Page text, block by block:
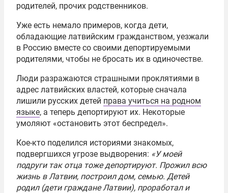
родителей, прочих родственников.
Уже есть немало примеров, когда дети,
обладающие латвийским гражданством, уезжали
в Россию вместе со своими депортируемыми
родителями, чтобы не бросать их в одиночестве.
Люди разражаются страшными проклятиями в
адрес латвийских властей, которые сначала
лишили русских детей права учиться на родном
языке, а теперь депортируют их. Некоторые
умоляют «остановить этот беспредел».
Кое-кто поделился историями знакомых,
подвергшихся угрозе выдворения: «У моей
подруги так отца тоже депортируют. Прожил всю
жизнь в Латвии, построил дом, семью. Детей
родил (дети граждане Латвии), проработал и